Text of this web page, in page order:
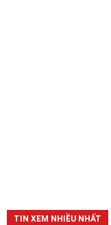
TIN XEM NHIỀU NHẤT